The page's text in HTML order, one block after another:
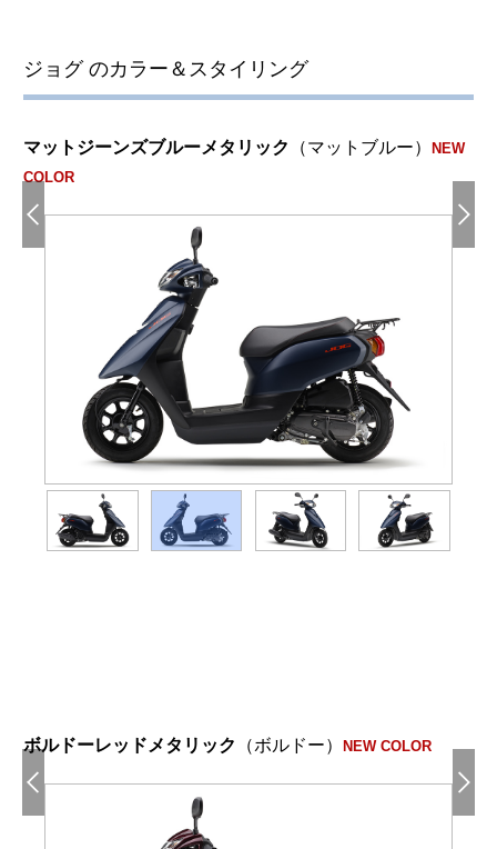
ジョグ のカラー＆スタイリング
マットジーンズブルーメタリック （マットブルー）
NEW
COLOR
ボルドーレッドメタリック （ボルドー） NEW COLOR